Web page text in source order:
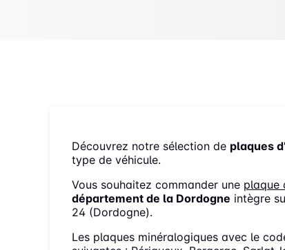
Découvrez notre sélection de plaques
type de véhicule.
Vous souhaitez commander une plaque
département de la Dordogne intègre
24 (Dordogne).
Les plaques minéralogiques avec le